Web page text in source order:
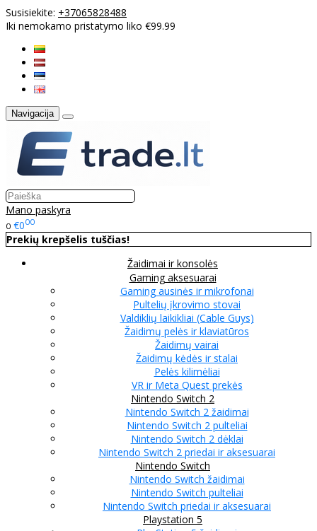
Susisiekite: +37065828488
Iki nemokamo pristatymo liko €99.99
Navigacija
Mano paskyra
0 €000
Prekių krepšelis tuščias!
Žaidimai ir konsolės
Gaming aksesuarai
Gaming ausinės ir mikrofonai
Pultelių įkrovimo stovai
Valdiklių laikikliai (Cable Guys)
Žaidimų pelės ir klaviatūros
Žaidimų vairai
Žaidimų kėdės ir stalai
Pelės kilimėliai
VR ir Meta Quest prekės
Nintendo Switch 2
Nintendo Switch 2 žaidimai
Nintendo Switch 2 pulteliai
Nintendo Switch 2 dėklai
Nintendo Switch 2 priedai ir aksesuarai
Nintendo Switch
Nintendo Switch žaidimai
Nintendo Switch pulteliai
Nintendo Switch priedai ir aksesuarai
Playstation 5